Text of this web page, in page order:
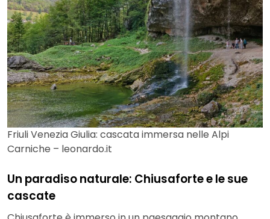
Friuli Venezia Giulia: cascata immersa nelle Alpi
Carniche – leonardo.it
Un paradiso naturale: Chiusaforte e le sue
cascate